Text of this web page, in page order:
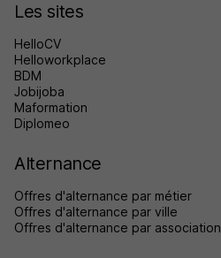
Les sites
HelloCV
Helloworkplace
BDM
Jobijoba
Maformation
Diplomeo
Alternance
Offres d'alternance par métier
Offres d'alternance par ville
Offres d'alternance par association